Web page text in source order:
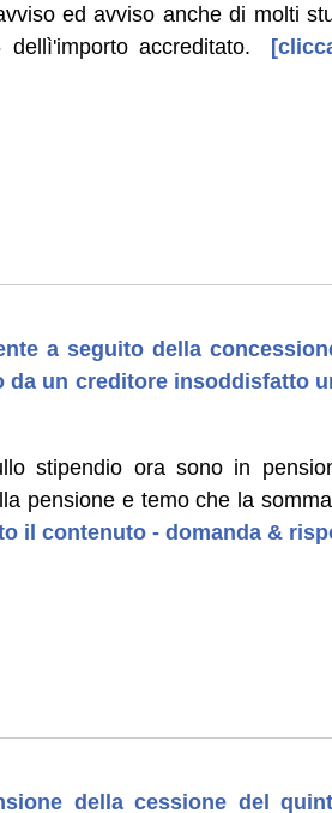
ed avviso anche di molti
accreditato.
a seguito della
un creditore insoddisfatto
stipendio ora sono in
pensione e temo che la
il contenuto - domanda &
della cessione del